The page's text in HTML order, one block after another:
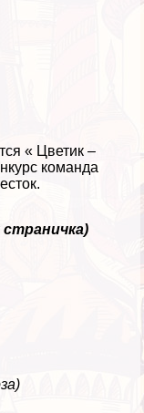
« Цветик –
комaнда